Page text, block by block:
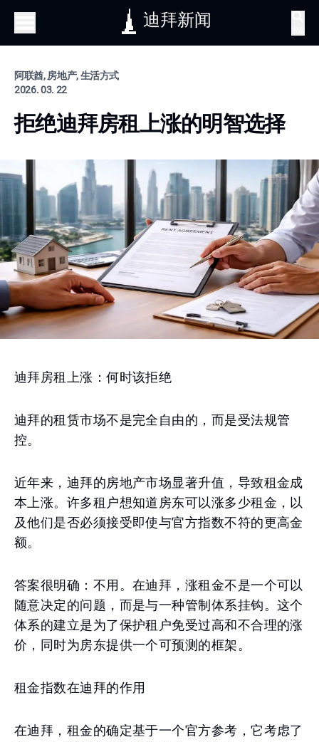
迪拜新闻
阿联酋, 房地产, 生活方式
2026. 03. 22
拒绝迪拜房租上涨的明智选择
迪拜房租上涨：何时该拒绝
迪拜的租赁市场不是完全自由的，而是受法规管
控。
近年来，迪拜的房地产市场显著升值，导致租金成
本上涨。许多租户想知道房东可以涨多少租金，以
及他们是否必须接受即使与官方指数不符的更高金
额。
答案很明确：不用。在迪拜，涨租金不是一个可以
随意决定的问题，而是与一种管制体系挂钩。这个
体系的建立是为了保护租户免受过高和不合理的涨
价，同时为房东提供一个可预测的框架。
租金指数在迪拜的作用
在迪拜，租金的确定基于一个官方参考，它考虑了